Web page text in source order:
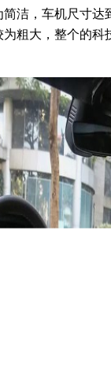
洁，车机尺寸达
粗大，整个的科